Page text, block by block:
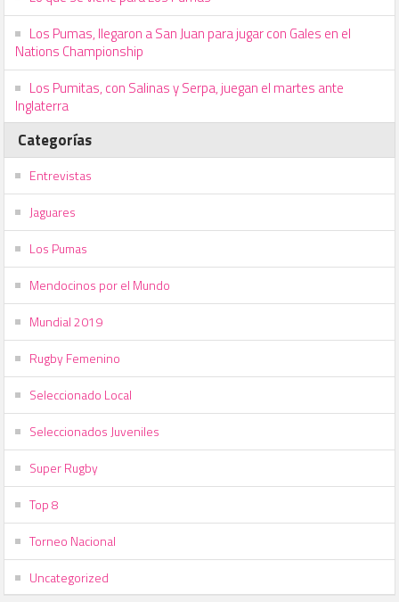
Los Pumas, llegaron a San Juan para jugar con Gales en el
Nations Championship
Los Pumitas, con Salinas y Serpa, juegan el martes ante
Inglaterra
Categorías
Entrevistas
Jaguares
Los Pumas
Mendocinos por el Mundo
Mundial 2019
Rugby Femenino
Seleccionado Local
Seleccionados Juveniles
Super Rugby
Top 8
Torneo Nacional
Uncategorized